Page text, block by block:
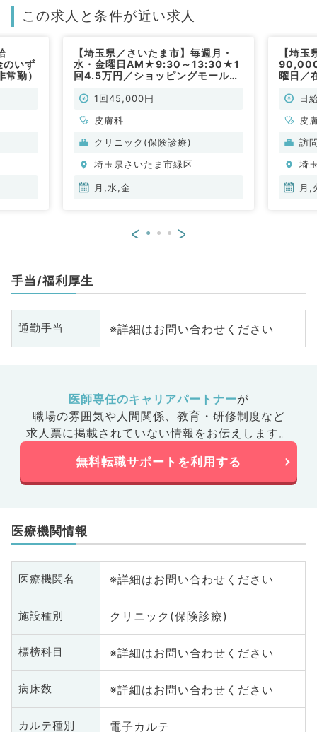
この求人と条件が近い求人
いず
勤）
【埼玉県／さいたま市】毎週月・
水・金曜日AM★9:30～13:30★1
回4.5万円／ショッピングモール内
◎（皮膚科／非常勤）
1回45,000円
皮膚科
クリニック(保険診療)
埼玉県さいたま市緑区
月,水,金
【埼
90,000
曜日／
非常勤
日
皮
訪
埼
月,
< >
手当/福利厚生
通勤手当 ※詳細はお問い合わせください
医師専任のキャリアパートナーが
職場の雰囲気や人間関係、 教育・研修制度など
求人票に掲載されていない情報をお伝えします。
無料転職サポートを利用する
医療機関情報
医療機関名 ※詳細はお問い合わせください
施設種別 クリニック(保険診療)
標榜科目 ※詳細はお問い合わせください
病床数 ※詳細はお問い合わせください
カルテ種別 電子カルテ